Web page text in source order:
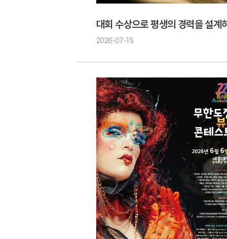
대회 수상으로 평생의 경력을 설
2026-07-15